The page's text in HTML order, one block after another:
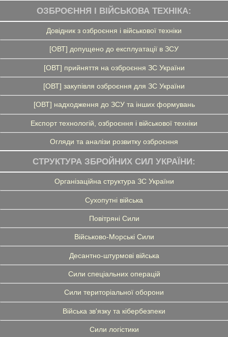
ОЗБРОЄННЯ І ВІЙСЬКОВА ТЕХНІКА:
Довідник з озброєння і військової техніки
[ОВТ] допущено до експлуатації в ЗСУ
[ОВТ] прийняття на озброєння ЗС України
[ОВТ] закупівля озброєння для ЗС України
[ОВТ] надходження до ЗСУ та інших формувань
Експорт технологій, озброєння і військової техніки
Огляди та аналізи розвитку озброєння
СТРУКТУРА ЗБРОЙНИХ СИЛ УКРАЇНИ:
Організаційна структура ЗС України
Сухопутні війська
Повітряні Сили
Військово-Морські Сили
Десантно-штурмові війська
Сили спеціальних операцій
Сили територіальної оборони
Війська зв'язку та кібербезпеки
Сили логістики